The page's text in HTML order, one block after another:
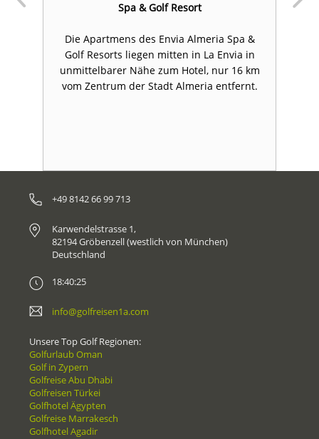
Spa & Golf Resort
Die Apartmens des Envia Almeria Spa &
Golf Resorts liegen mitten in La Envia in
unmittelbarer Nähe zum Hotel, nur 16 km
vom Zentrum der Stadt Almeria entfernt.
+49 8142 66 99 713
Karwendelstrasse 1,
82194 Gröbenzell (westlich von München)
Deutschland
18:40:25
info@golfreisen1a.com
Unsere Top Golf Regionen:
Golfurlaub Oman
Golf in Zypern
Golfreise Abu Dhabi
Golfreisen Türkei
Golfhotel Ägypten
Golfreise Marrakesch
Golfhotel Agadir